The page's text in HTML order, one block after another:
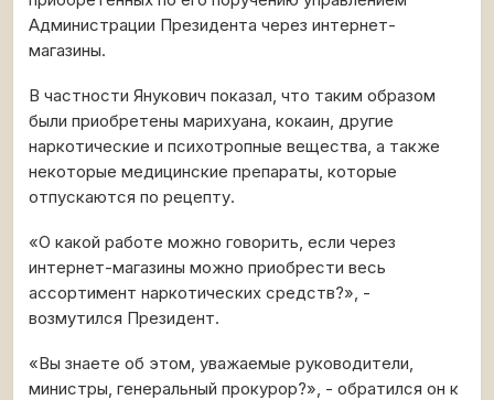
Администрации Президента через интернет-
магазины.
В частности Янукович показал, что таким образом
были приобретены марихуана, кокаин, другие
наркотические и психотропные вещества, а также
некоторые медицинские препараты, которые
отпускаются по рецепту.
«О какой работе можно говорить, если через
интернет-магазины можно приобрести весь
ассортимент наркотических средств?», -
возмутился Президент.
«Вы знаете об этом, уважаемые руководители,
министры, генеральный прокурор?», - обратился он к